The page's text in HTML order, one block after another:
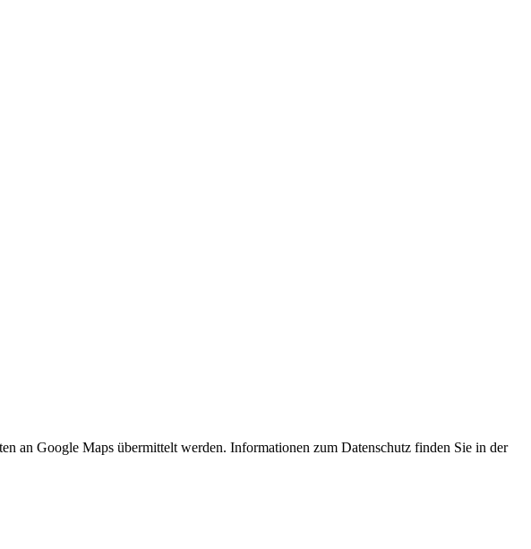
an Google Maps übermittelt werden. Informationen zum Datenschutz finden Sie in der